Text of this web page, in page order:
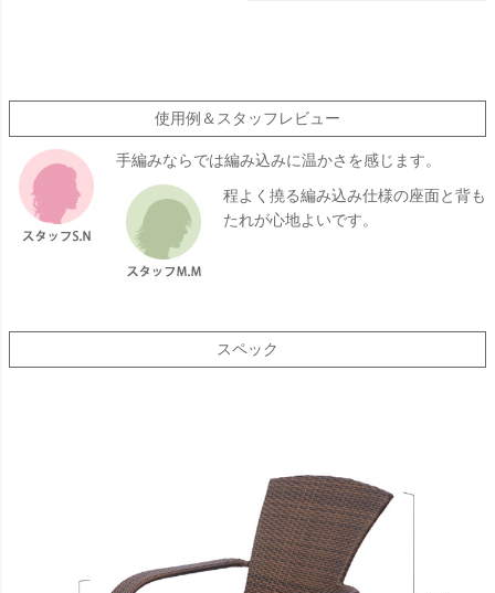
使用例＆スタッフレビュー
手編みならでは編み込みに温かさを感じます。
程よく撓る編み込み仕様の座面と背も
たれが心地よいです。
スペック